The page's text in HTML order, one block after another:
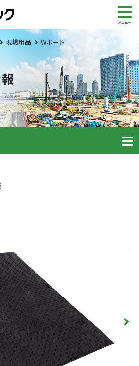
メニュー
現場用品 Wボード